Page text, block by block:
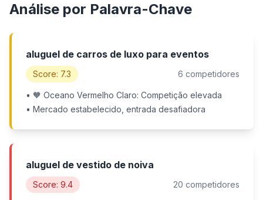
Análise por Palavra-Chave
aluguel de carros de luxo para eventos
Score: 7.3 6 competidores
• 🧡 Oceano Vermelho Claro: Competição elevada
• Mercado estabelecido, entrada desafiadora
aluguel de vestido de noiva
Score: 9.4 20 competidores